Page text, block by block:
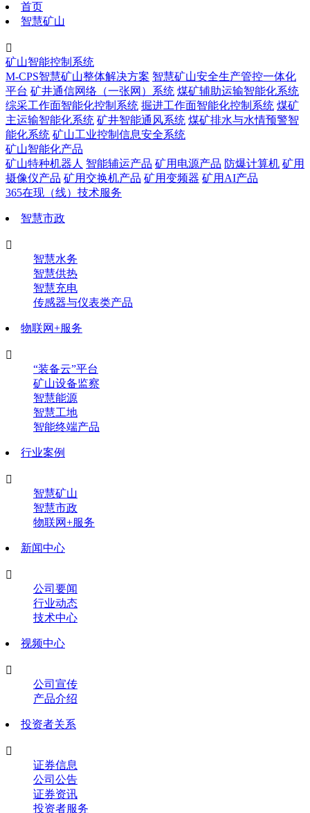
首页
智慧矿山

矿山智能控制系统
M-CPS智慧矿山整体解决方案 智慧矿山安全生产管控一体化
平台 矿井通信网络（一张网）系统 煤矿辅助运输智能化系统
综采工作面智能化控制系统 掘进工作面智能化控制系统 煤矿
主运输智能化系统 矿井智能通风系统 煤矿排水与水情预警智
能化系统 矿山工业控制信息安全系统
矿山智能化产品
矿山特种机器人 智能辅运产品 矿用电源产品 防爆计算机 矿用
摄像仪产品 矿用交换机产品 矿用变频器 矿用AI产品
365在现（线）技术服务
智慧市政

智慧水务
智慧供热
智慧充电
传感器与仪表类产品
物联网+服务

“装备云”平台
矿山设备监察
智慧能源
智慧工地
智能终端产品
行业案例

智慧矿山
智慧市政
物联网+服务
新闻中心

公司要闻
行业动态
技术中心
视频中心

公司宣传
产品介绍
投资者关系

证券信息
公司公告
证券资讯
投资者服务